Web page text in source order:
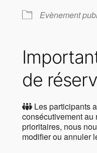
Evènement
de
Les participants
consécutivement au
prioritaires, nous
modifier ou annuler